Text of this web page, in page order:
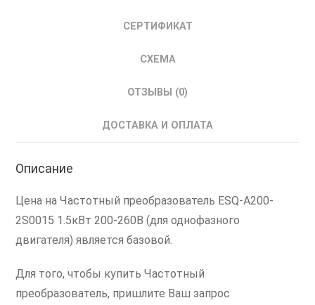
СЕРТИФИКАТ
СХЕМА
ОТЗЫВЫ (0)
ДОСТАВКА И ОПЛАТА
Описание
Цена на Частотный преобразователь ESQ-A200-
2S0015 1.5кВт 200-260В (для однофазного
двигателя) является базовой.
Для того, чтобы купить Частотный
преобразователь, пришлите Ваш запрос